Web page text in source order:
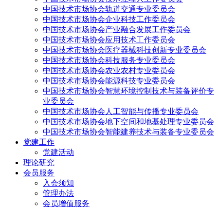
中国技术市场协会轨道交通专业委员会
中国技术市场协会企业科技工作委员会
中国技术市场协会产业融合发展工作委员会
中国技术市场协会应用技术工作委员会
中国技术市场协会医疗器械科技创新专业委员会
中国技术市场协会科技服务专业委员会
中国技术市场协会农业农村专业委员会
中国技术市场协会能源科技专业委员会
中国技术市场协会智慧环境控制技术与装备评价专
业委员会
中国技术市场协会人工智能与传播专业委员会
中国技术市场协会地下空间和地基处理专业委员会
中国技术市场协会智能建养技术与装备专业委员会
党建工作
党建活动
理论研究
会员服务
入会须知
管理办法
会员增值服务